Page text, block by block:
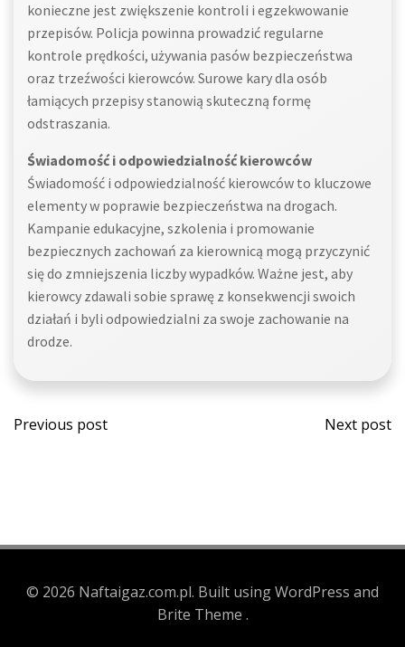
konieczne jest zwiększenie kontroli i egzekwowanie
przepisów. Policja powinna prowadzić regularne
kontrole prędkości, używania pasów bezpieczeństwa
oraz trzeźwości kierowców. Surowe kary dla osób
łamiących przepisy stanowią skuteczną formę
odstraszania.
Świadomość i odpowiedzialność kierowców
Świadomość i odpowiedzialność kierowców to kluczowe
elementy w poprawie bezpieczeństwa na drogach.
Kampanie edukacyjne, szkolenia i promowanie
bezpiecznych zachowań za kierownicą mogą przyczynić
się do zmniejszenia liczby wypadków. Ważne jest, aby
kierowcy zdawali sobie sprawę z konsekwencji swoich
działań i byli odpowiedzialni za swoje zachowanie na
drodze.
Post
Previous post
Post
Next post
© 2026 Naftaigaz.com.pl. Built using WordPress and
Brite Theme .